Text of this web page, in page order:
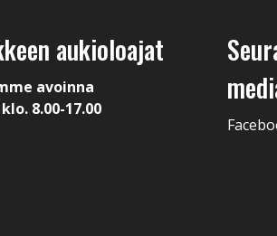
aukioloajat
avoinna
8.00-17.00